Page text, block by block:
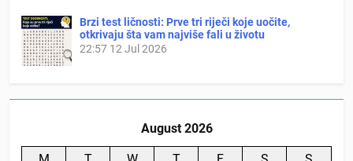
Brzi test ličnosti: Prve tri riječi koje uočite,
otkrivaju šta vam najviše fali u životu
22:57 12 Jul 2026
August 2026